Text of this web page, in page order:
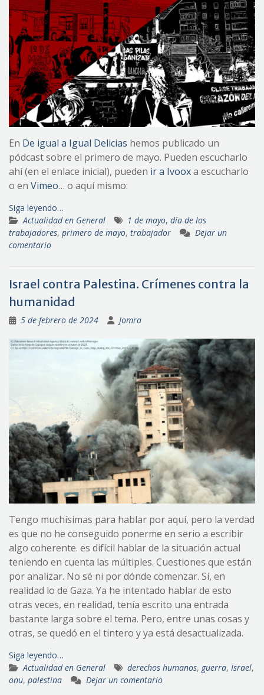
En De igual a Igual Delicias hemos publicado un
pódcast sobre el primero de mayo. Pueden escucharlo
ahí (en el enlace inicial), pueden ir a Ivooxa escucharlo
o en Vimeo… o aquí mismo:
Siga leyendo…
Actualidad en General
1 de mayo, día de los
trabajadores, primero de mayo, trabajador
Dejar un
comentario
Israel contra Palestina. Crímenes contra la
humanidad
5 de febrero de 2024 Jomra
Tengo muchísimas para hablar por aquí, pero la verdad
es que no he conseguido ponerme en serio a escribir
algo coherente. es difícil hablar de la situación actual
teniendo en cuenta las múltiples. Cuestiones que están
por analizar. No sé ni por dónde comenzar. Sí, en
realidad lo de Gaza. Ya he intentado hablar de esto
otras veces, en realidad, tenía escrito una entrada
bastante larga sobre el tema. Pero, entre unas cosas y
otras, se quedó en el tintero y ya está desactualizada.
Siga leyendo…
Actualidad en General
derechos humanos, guerra, Israel,
onu, palestina Dejar un comentario